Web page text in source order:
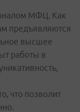
МФЦ. Как
предъявляются
высшее
работы в
что позволит